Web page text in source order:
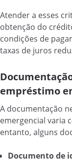
Atender a esses
obtenção do
condições de
taxas de juros
empréstimo
A documentação
emergencial varia
entanto, alguns
Documento de